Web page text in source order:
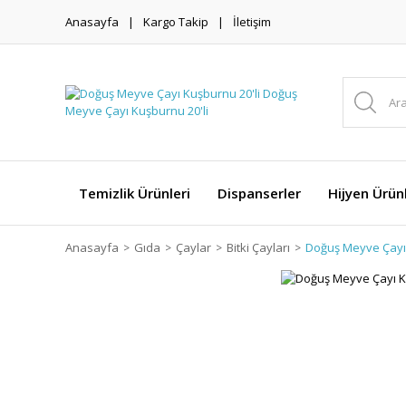
Anasayfa Kargo Takip İletişim
Temizlik Ürünleri Dispanserler Hijyen
Anasayfa Gıda Çaylar Bitki Çayları Doğuş Meyve